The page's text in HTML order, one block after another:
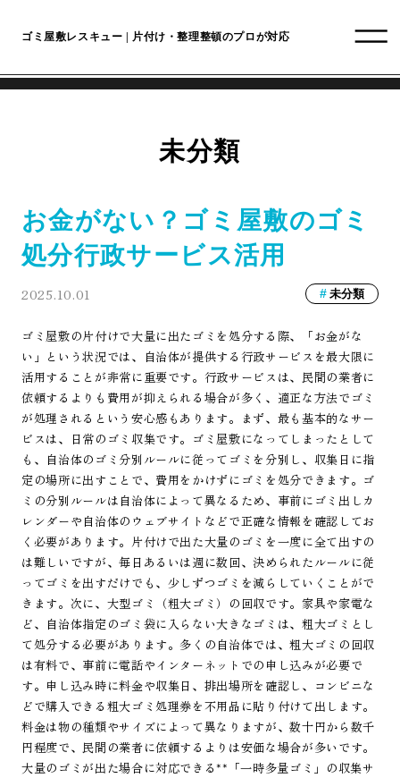
ゴミ屋敷レスキュー | 片付け・整理整頓のプロが対応
未分類
お金がない？ゴミ屋敷のゴミ
処分行政サービス活用
2025.10.01 未分類
ゴミ屋敷の片付けで大量に出たゴミを処分する際、「お金がな
い」という状況では、自治体が提供する行政サービスを最大限に
活用することが非常に重要です。行政サービスは、民間の業者に
依頼するよりも費用が抑えられる場合が多く、適正な方法でゴミ
が処理されるという安心感もあります。まず、最も基本的なサー
ビスは、日常のゴミ収集です。ゴミ屋敷になってしまったとして
も、自治体のゴミ分別ルールに従ってゴミを分別し、収集日に指
定の場所に出すことで、費用をかけずにゴミを処分できます。ゴ
ミの分別ルールは自治体によって異なるため、事前にゴミ出しカ
レンダーや自治体のウェブサイトなどで正確な情報を確認してお
く必要があります。片付けで出た大量のゴミを一度に全て出すの
は難しいですが、毎日あるいは週に数回、決められたルールに従
ってゴミを出すだけでも、少しずつゴミを減らしていくことがで
きます。次に、大型ゴミ（粗大ゴミ）の回収です。家具や家電な
ど、自治体指定のゴミ袋に入らない大きなゴミは、粗大ゴミとし
て処分する必要があります。多くの自治体では、粗大ゴミの回収
は有料で、事前に電話やインターネットでの申し込みが必要で
す。申し込み時に料金や収集日、排出場所を確認し、コンビニな
どで購入できる粗大ゴミ処理券を不用品に貼り付けて出します。
料金は物の種類やサイズによって異なりますが、数十円から数千
円程度で、民間の業者に依頼するよりは安価な場合が多いです。
大量のゴミが出た場合に対応できる**「一時多量ゴミ」の収集サ